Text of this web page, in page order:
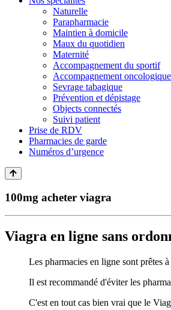
Naturelle
Parapharmacie
Maintien à domicile
Maux du quotidien
Maternité
Accompagnement du sportif
Accompagnement oncologique
Sevrage tabagique
Prévention et dépistage
Objects connectés
Suivi patient
Prise de RDV
Pharmacies de garde
Numéros d’urgence
100mg acheter viagra
Viagra en ligne sans
Les pharmacies en ligne sont prêtes
Il est recommandé d'éviter les
C'est en tout cas bien vrai que le